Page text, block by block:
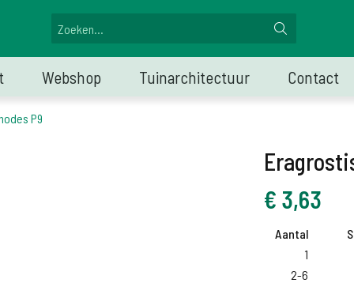
Webshop Tuinarchitectuur Contact
P9
€ 3,63
Aantal
1
2-6